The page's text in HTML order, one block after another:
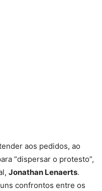
aos pedidos, ao
“dispersar o protesto”,
Jonathan Lenaerts.
confrontos entre os